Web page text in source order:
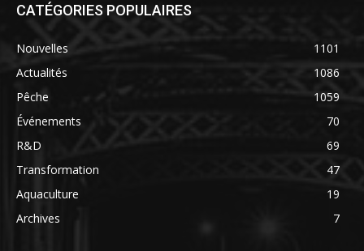
CATÉGORIES POPULAIRES
Nouvelles
1101
Actualités
1086
Pêche
1059
Événements
70
R&D
69
Transformation
47
Aquaculture
19
Archives
7